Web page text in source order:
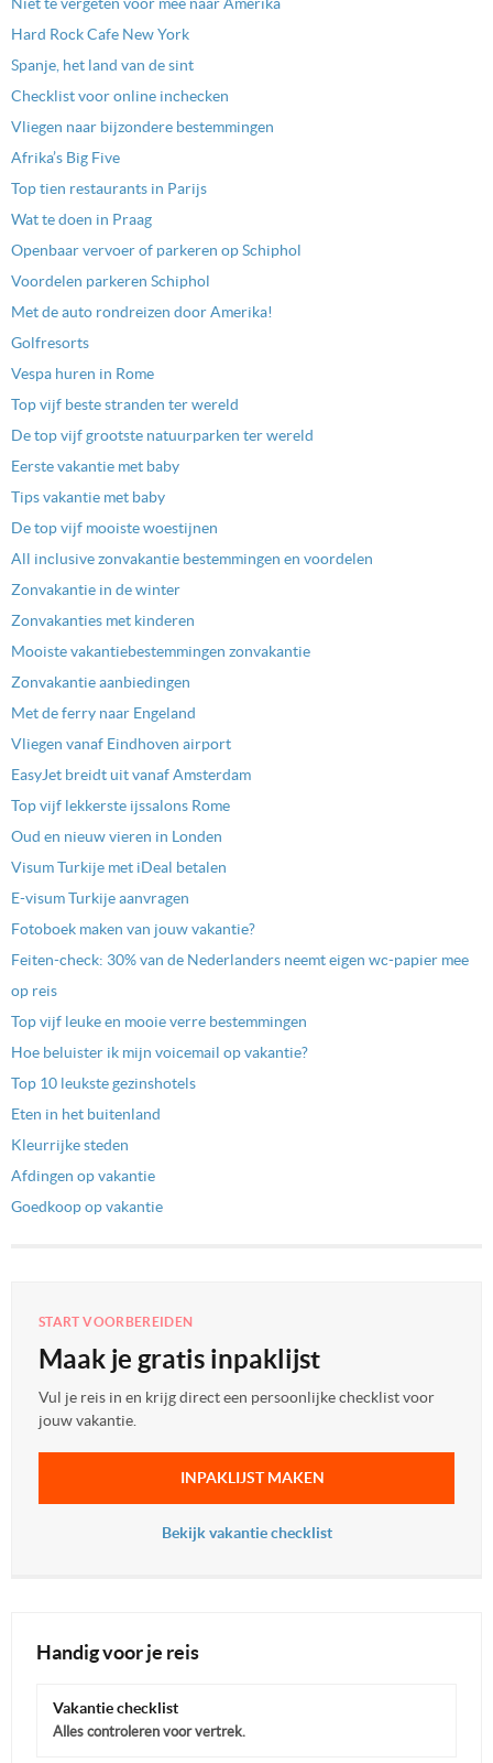
Hard Rock Cafe New York
Spanje, het land van de sint
Checklist voor online inchecken
Vliegen naar bijzondere bestemmingen
Afrika’s Big Five
Top tien restaurants in Parijs
Wat te doen in Praag
Openbaar vervoer of parkeren op Schiphol
Voordelen parkeren Schiphol
Met de auto rondreizen door Amerika!
Golfresorts
Vespa huren in Rome
Top vijf beste stranden ter wereld
De top vijf grootste natuurparken ter wereld
Eerste vakantie met baby
Tips vakantie met baby
De top vijf mooiste woestijnen
All inclusive zonvakantie bestemmingen en voordelen
Zonvakantie in de winter
Zonvakanties met kinderen
Mooiste vakantiebestemmingen zonvakantie
Zonvakantie aanbiedingen
Met de ferry naar Engeland
Vliegen vanaf Eindhoven airport
EasyJet breidt uit vanaf Amsterdam
Top vijf lekkerste ijssalons Rome
Oud en nieuw vieren in Londen
Visum Turkije met iDeal betalen
E-visum Turkije aanvragen
Fotoboek maken van jouw vakantie?
Feiten-check: 30% van de Nederlanders neemt eigen wc-papier mee
op reis
Top vijf leuke en mooie verre bestemmingen
Hoe beluister ik mijn voicemail op vakantie?
Top 10 leukste gezinshotels
Eten in het buitenland
Kleurrijke steden
Afdingen op vakantie
Goedkoop op vakantie
START VOORBEREIDEN
Maak je gratis inpaklijst
Vul je reis in en krijg direct een persoonlijke checklist voor
jouw vakantie.
INPAKLIJST MAKEN
Bekijk vakantie checklist
Handig voor je reis
Vakantie checklist
Alles controleren voor vertrek.